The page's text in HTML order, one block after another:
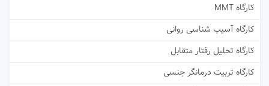
کارگاه MMT
کارگاه آسیب شناسی روانی
کارگاه تحلیل رفتار متقابل
کارگاه تربیت درمانگر جنسی